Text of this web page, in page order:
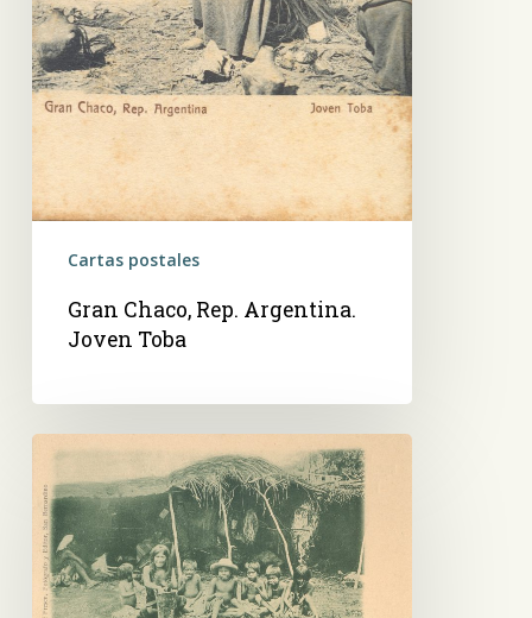
Cartas postales
Gran Chaco, Rep. Argentina.
Joven Toba
Indias
Tobas
preparando
almuerzo